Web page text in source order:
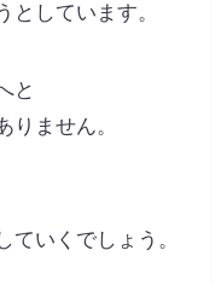
としています。
と
りません。
ていくでしょう。